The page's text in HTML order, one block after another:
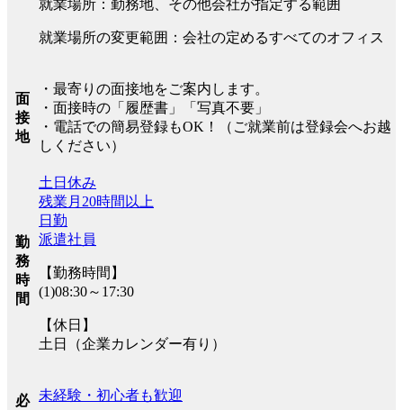
就業場所：勤務地、その他会社が指定する範囲
就業場所の変更範囲：会社の定めるすべてのオフィス
面
接
地
・最寄りの面接地をご案内します。
・面接時の「履歴書」「写真不要」
・電話での簡易登録もOK！（ご就業前は登録会へお越
しください）
勤
務
時
間
土日休み
残業月20時間以上
日勤
派遣社員
【勤務時間】
(1)08:30～17:30
【休日】
土日（企業カレンダー有り）
必
未経験・初心者も歓迎